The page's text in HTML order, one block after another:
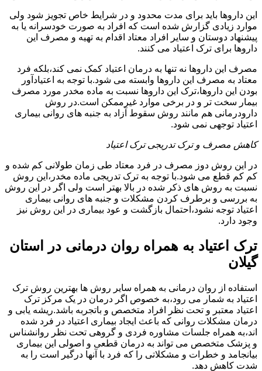
این داروها باید برای مدت محدود و در شرایط خاص تجویز شود ولی
موارد زیادی گزارش شده است که افراد به صورت خودسرانه یا به
پیشنهاد دوستان و سایر افراد معتاد اقدام به تهیه و مصرف این
داروها برای ترک اعتیاد می کنند.
مصرف این داروها نه تنها به درمان اعتیاد کمک نمی کند،بلکه فرد
معتاد به مصرف این داروها وابسته می شود.با توجه به اعتیادآور
بودن این داروها،ترک این داروها نسبت به ماده مخدر مورد مصرف
بیمار سخت تر و در برخی موارد غیرممکن است.در روش
دارودرمانی هم مانند روش سقوط آزاد به جنبه های روانی بیماری
اعتیاد توجهی نمی شود.
کاهش مصرف و ترک تدریجی ترک اعتیاد
در این روش دوز مصرف در فرد معتاد طی زمان طولانی کم شده و
کم کم قطع می شود.با توجه به ترک تدریجی ماده مخدر،این روش
نسبت به روش های ذکر شده در بالا بهتر است ولی اگر در این روش
به بررسی و برطرف کردن مشکلات و جنبه های روانی بیماری
اعتیاد توجه نشود،احتمال بازگشت و عود بیماری در این روش نیز
وجود دارد.
ترک اعتیاد به همراه روان درمانی در استان
گیلان
استفاده از روان درمانی به همراه سایر روش ها بهترین روش ترک
اعتیاد به شمار می رود،به خصوص اگر درمان در یک مرکز ترک
اعتیاد معتبر و تحت نظر افراد متخصص و باتجربه باشد.ریشه یابی و
درمان مشکلات روانی که باعث ایجاد بیماری اعتیاد در فرد شده
اند،به همراه جلسات مشاوره فردی و گروهی تحت نظر روانشناس
و پزشک متخصص می تواند به درمان قطعی و اصولی این بیماری
بیانجامد و خطرات و مشکلاتی را که فرد با آنها درگیر است را به
شدت کاهش دهد.